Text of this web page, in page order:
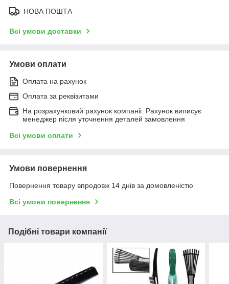
НОВА ПОШТА
Всі умови доставки
Умови оплати
Оплата на рахунок
Оплата за реквізитами
На розрахунковий рахунок компаніі. Рахунок виписує
менеджер після уточнення деталей замовлення
Всі умови оплати
Умови повернення
Повернення товару впродовж 14 днів за домовленістю
Всі умови повернення
Подібні товари компанії